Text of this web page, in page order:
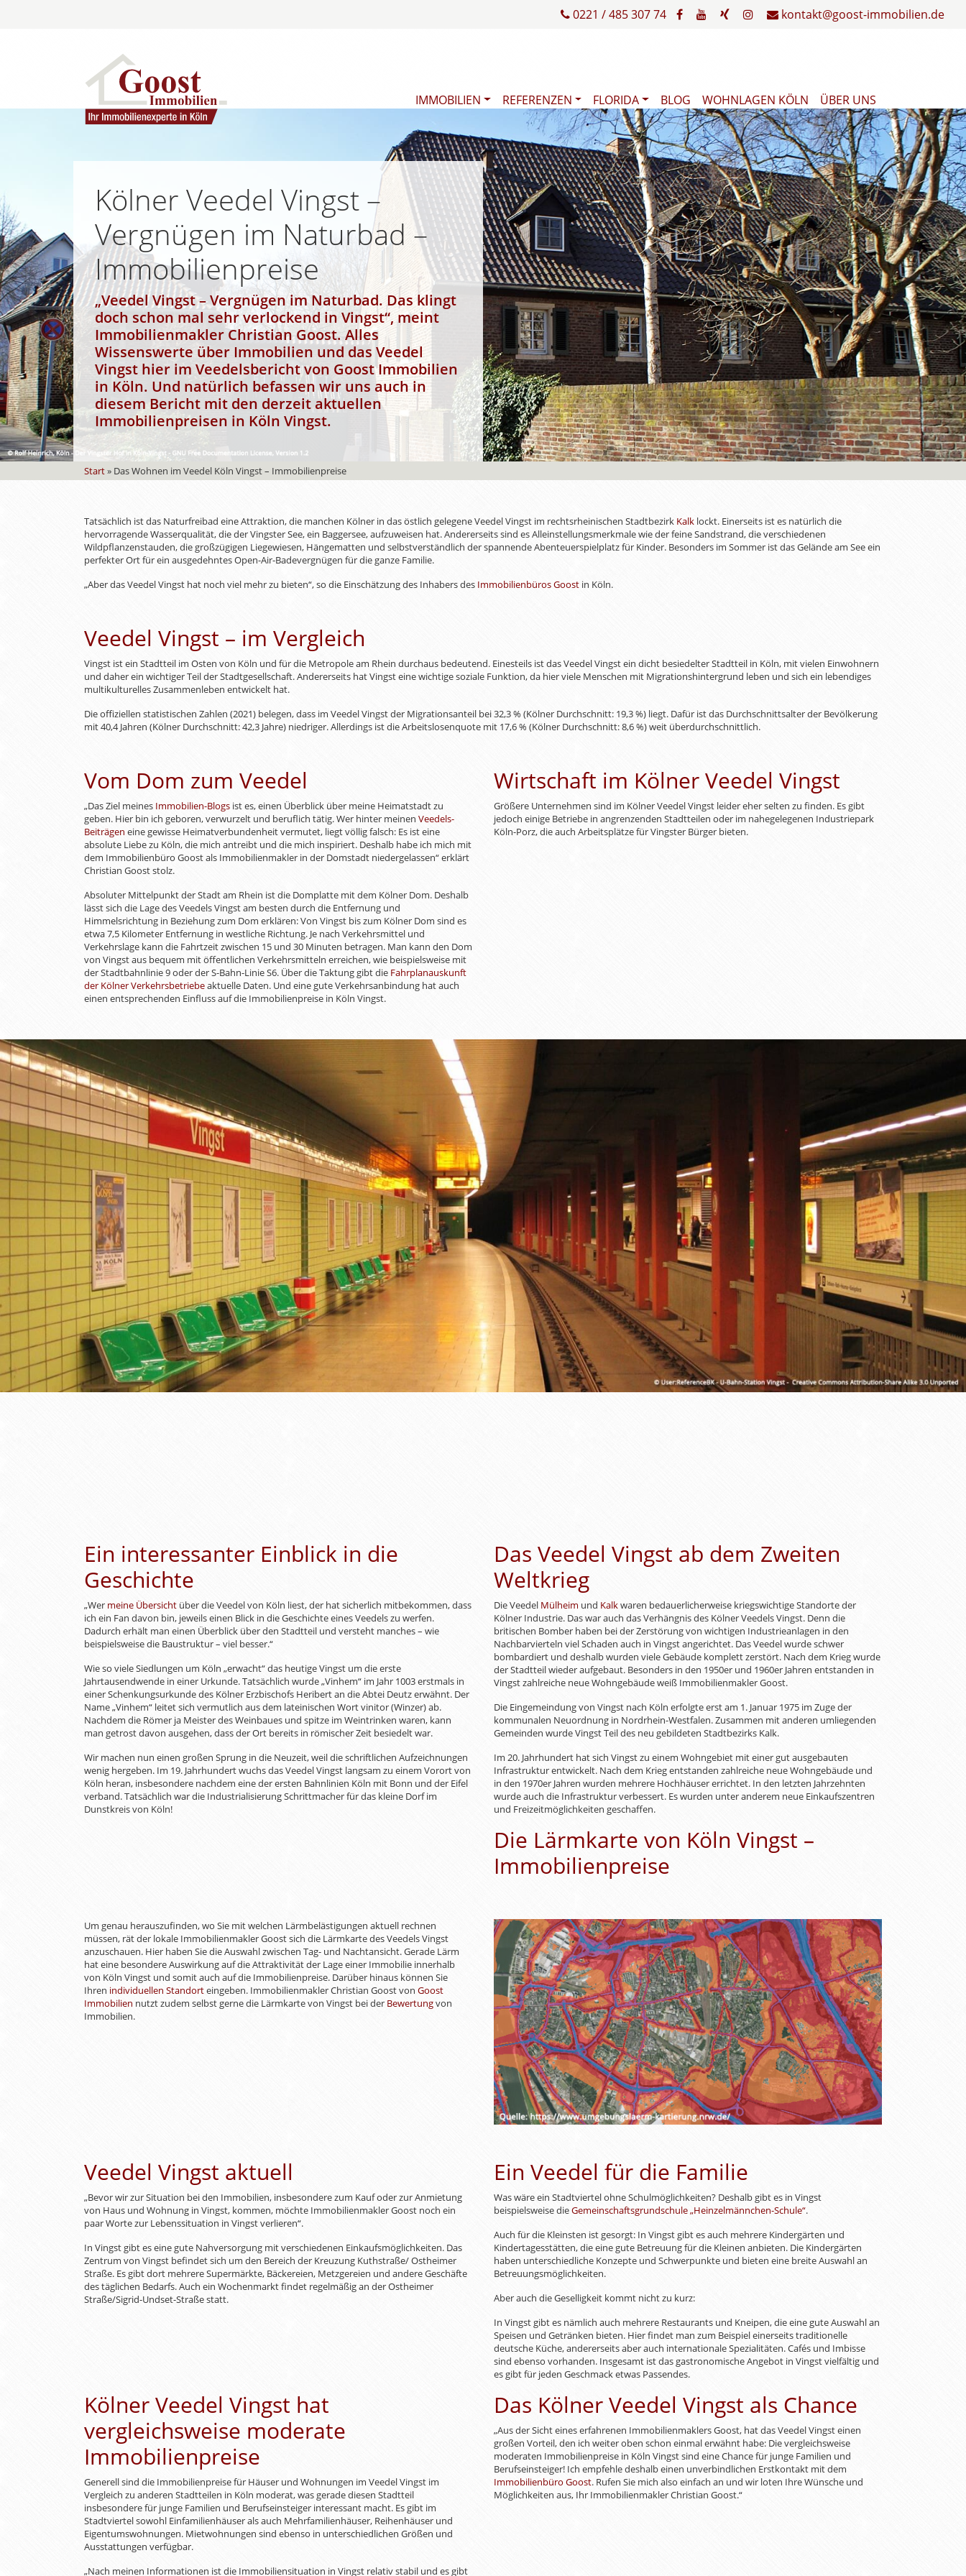
0221 / 485 307 74 kontakt@goost-immobilien.de
IMMOBILIEN REFERENZEN FLORIDA BLOG WOHNLAGEN KÖLN ÜBER UNS
Start» Das Wohnen im Veedel Köln Vingst – Immobilienpreise
Kölner Veedel Vingst –
Vergnügen im Naturbad –
Immobilienpreise
„Veedel Vingst – Vergnügen im Naturbad. Das klingt
doch schon mal sehr verlockend in Vingst“, meint
Immobilienmakler Christian Goost. Alles
Wissenswerte über Immobilien und das Veedel
Vingst hier im Veedelsbericht von Goost Immobilien
in Köln. Und natürlich befassen wir uns auch in
diesem Bericht mit den derzeit aktuellen
Immobilienpreisen in Köln Vingst.
Tatsächlich ist das Naturfreibad eine Attraktion, die manchen Kölner in das östlich gelegene Veedel Vingst im rechtsrheinischen Stadtbezirk Kalk lockt. Einerseits ist es natürlich die
hervorragende Wasserqualität, die der Vingster See, ein Baggersee, aufzuweisen hat. Andererseits sind es Alleinstellungsmerkmale wie der feine Sandstrand, die verschiedenen
Wildpflanzenstauden, die großzügigen Liegewiesen, Hängematten und selbstverständlich der spannende Abenteuerspielplatz für Kinder. Besonders im Sommer ist das Gelände am See ein
perfekter Ort für ein ausgedehntes Open-Air-Badevergnügen für die ganze Familie.
„Aber das Veedel Vingst hat noch viel mehr zu bieten“, so die Einschätzung des Inhabers des Immobilienbüros Goost in Köln.
Veedel Vingst – im Vergleich
Vingst ist ein Stadtteil im Osten von Köln und für die Metropole am Rhein durchaus bedeutend. Einesteils ist das Veedel Vingst ein dicht besiedelter Stadtteil in Köln, mit vielen Einwohnern
und daher ein wichtiger Teil der Stadtgesellschaft. Andererseits hat Vingst eine wichtige soziale Funktion, da hier viele Menschen mit Migrationshintergrund leben und sich ein lebendiges
multikulturelles Zusammenleben entwickelt hat.
Die offiziellen statistischen Zahlen (2021) belegen, dass im Veedel Vingst der Migrationsanteil bei 32,3 % (Kölner Durchschnitt: 19,3 %) liegt. Dafür ist das Durchschnittsalter der Bevölkerung
mit 40,4 Jahren (Kölner Durchschnitt: 42,3 Jahre) niedriger. Allerdings ist die Arbeitslosenquote mit 17,6 % (Kölner Durchschnitt: 8,6 %) weit überdurchschnittlich.
Vom Dom zum Veedel
„Das Ziel meines Immobilien-Blogs ist es, einen Überblick über meine Heimatstadt zu
geben. Hier bin ich geboren, verwurzelt und beruflich tätig. Wer hinter meinen Veedels-
Beiträgen eine gewisse Heimatverbundenheit vermutet, liegt völlig falsch: Es ist eine
absolute Liebe zu Köln, die mich antreibt und die mich inspiriert. Deshalb habe ich mich mit
dem Immobilienbüro Goost als Immobilienmakler in der Domstadt niedergelassen“ erklärt
Christian Goost stolz.
Absoluter Mittelpunkt der Stadt am Rhein ist die Domplatte mit dem Kölner Dom. Deshalb
lässt sich die Lage des Veedels Vingst am besten durch die Entfernung und
Himmelsrichtung in Beziehung zum Dom erklären: Von Vingst bis zum Kölner Dom sind es
etwa 7,5 Kilometer Entfernung in westliche Richtung. Je nach Verkehrsmittel und
Verkehrslage kann die Fahrtzeit zwischen 15 und 30 Minuten betragen. Man kann den Dom
von Vingst aus bequem mit öffentlichen Verkehrsmitteln erreichen, wie beispielsweise mit
der Stadtbahnlinie 9 oder der S-Bahn-Linie S6. Über die Taktung gibt die Fahrplanauskunft
der Kölner Verkehrsbetriebeaktuelle Daten. Und eine gute Verkehrsanbindung hat auch
einen entsprechenden Einfluss auf die Immobilienpreise in Köln Vingst.
Wirtschaft im Kölner Veedel Vingst
Größere Unternehmen sind im Kölner Veedel Vingst leider eher selten zu finden. Es gibt
jedoch einige Betriebe in angrenzenden Stadtteilen oder im nahegelegenen Industriepark
Köln-Porz, die auch Arbeitsplätze für Vingster Bürger bieten.
Ein interessanter Einblick in die
Geschichte
„Wer meine Übersicht über die Veedel von Köln liest, der hat sicherlich mitbekommen, dass
ich ein Fan davon bin, jeweils einen Blick in die Geschichte eines Veedels zu werfen.
Dadurch erhält man einen Überblick über den Stadtteil und versteht manches – wie
beispielsweise die Baustruktur – viel besser.“
Wie so viele Siedlungen um Köln „erwacht“ das heutige Vingst um die erste
Jahrtausendwende in einer Urkunde. Tatsächlich wurde „Vinhem“ im Jahr 1003 erstmals in
einer Schenkungsurkunde des Kölner Erzbischofs Heribert an die Abtei Deutz erwähnt. Der
Name „Vinhem“ leitet sich vermutlich aus dem lateinischen Wort vinitor (Winzer) ab.
Nachdem die Römer ja Meister des Weinbaues und spitze im Weintrinken waren, kann
man getrost davon ausgehen, dass der Ort bereits in römischer Zeit besiedelt war.
Wir machen nun einen großen Sprung in die Neuzeit, weil die schriftlichen Aufzeichnungen
wenig hergeben. Im 19. Jahrhundert wuchs das Veedel Vingst langsam zu einem Vorort von
Köln heran, insbesondere nachdem eine der ersten Bahnlinien Köln mit Bonn und der Eifel
verband. Tatsächlich war die Industrialisierung Schrittmacher für das kleine Dorf im
Dunstkreis von Köln!
Das Veedel Vingst ab dem Zweiten
Weltkrieg
Die Veedel Mülheim und Kalkwaren bedauerlicherweise kriegswichtige Standorte der
Kölner Industrie. Das war auch das Verhängnis des Kölner Veedels Vingst. Denn die
britischen Bomber haben bei der Zerstörung von wichtigen Industrieanlagen in den
Nachbarvierteln viel Schaden auch in Vingst angerichtet. Das Veedel wurde schwer
bombardiert und deshalb wurden viele Gebäude komplett zerstört. Nach dem Krieg wurde
der Stadtteil wieder aufgebaut. Besonders in den 1950er und 1960er Jahren entstanden in
Vingst zahlreiche neue Wohngebäude weiß Immobilienmakler Goost.
Die Eingemeindung von Vingst nach Köln erfolgte erst am 1. Januar 1975 im Zuge der
kommunalen Neuordnung in Nordrhein-Westfalen. Zusammen mit anderen umliegenden
Gemeinden wurde Vingst Teil des neu gebildeten Stadtbezirks Kalk.
Im 20. Jahrhundert hat sich Vingst zu einem Wohngebiet mit einer gut ausgebauten
Infrastruktur entwickelt. Nach dem Krieg entstanden zahlreiche neue Wohngebäude und
in den 1970er Jahren wurden mehrere Hochhäuser errichtet. In den letzten Jahrzehnten
wurde auch die Infrastruktur verbessert. Es wurden unter anderem neue Einkaufszentren
und Freizeitmöglichkeiten geschaffen.
Die Lärmkarte von Köln Vingst –
Immobilienpreise
Um genau herauszufinden, wo Sie mit welchen Lärmbelästigungen aktuell rechnen
müssen, rät der lokale Immobilienmakler Goost sich die Lärmkarte des Veedels Vingst
anzuschauen. Hier haben Sie die Auswahl zwischen Tag- und Nachtansicht. Gerade Lärm
hat eine besondere Auswirkung auf die Attraktivität der Lage einer Immobilie innerhalb
von Köln Vingst und somit auch auf die Immobilienpreise. Darüber hinaus können Sie
Ihren individuellen Standorteingeben. Immobilienmakler Christian Goost von Goost
Immobilien nutzt zudem selbst gerne die Lärmkarte von Vingst bei der Bewertungvon
Immobilien.
Veedel Vingst aktuell
„Bevor wir zur Situation bei den Immobilien, insbesondere zum Kauf oder zur Anmietung
von Haus und Wohnung in Vingst, kommen, möchte Immobilienmakler Goost noch ein
paar Worte zur Lebenssituation in Vingst verlieren“.
In Vingst gibt es eine gute Nahversorgung mit verschiedenen Einkaufsmöglichkeiten. Das
Zentrum von Vingst befindet sich um den Bereich der Kreuzung Kuthstraße/ Ostheimer
Straße. Es gibt dort mehrere Supermärkte, Bäckereien, Metzgereien und andere Geschäfte
des täglichen Bedarfs. Auch ein Wochenmarkt findet regelmäßig an der Ostheimer
Straße/Sigrid-Undset-Straße statt.
Ein Veedel für die Familie
Was wäre ein Stadtviertel ohne Schulmöglichkeiten? Deshalb gibt es in Vingst
beispielsweise dieGemeinschaftsgrundschule „Heinzelmännchen-Schule“.
Auch für die Kleinsten ist gesorgt: In Vingst gibt es auch mehrere Kindergärten und
Kindertagesstätten, die eine gute Betreuung für die Kleinen anbieten. Die Kindergärten
haben unterschiedliche Konzepte und Schwerpunkte und bieten eine breite Auswahl an
Betreuungsmöglichkeiten.
Aber auch die Geselligkeit kommt nicht zu kurz:
In Vingst gibt es nämlich auch mehrere Restaurants und Kneipen, die eine gute Auswahl an
Speisen und Getränken bieten. Hier findet man zum Beispiel einerseits traditionelle
deutsche Küche, andererseits aber auch internationale Spezialitäten. Cafés und Imbisse
sind ebenso vorhanden. Insgesamt ist das gastronomische Angebot in Vingst vielfältig und
es gibt für jeden Geschmack etwas Passendes.
Kölner Veedel Vingst hat
vergleichsweise moderate
Immobilienpreise
Generell sind die Immobilienpreise für Häuser und Wohnungen im Veedel Vingst im
Vergleich zu anderen Stadtteilen in Köln moderat, was gerade diesen Stadtteil
insbesondere für junge Familien und Berufseinsteiger interessant macht. Es gibt im
Stadtviertel sowohl Einfamilienhäuser als auch Mehrfamilienhäuser, Reihenhäuser und
Eigentumswohnungen. Mietwohnungen sind ebenso in unterschiedlichen Größen und
Ausstattungen verfügbar.
„Nach meinen Informationen ist die Immobiliensituation in Vingst relativ stabil und es gibt
Das Kölner Veedel Vingst als Chance
„Aus der Sicht eines erfahrenen Immobilienmaklers Goost, hat das Veedel Vingst einen
großen Vorteil, den ich weiter oben schon einmal erwähnt habe: Die vergleichsweise
moderaten Immobilienpreise in Köln Vingst sind eine Chance für junge Familien und
Berufseinsteiger! Ich empfehle deshalb einen unverbindlichen Erstkontakt mit dem
Immobilienbüro Goost. Rufen Sie mich also einfach an und wir loten Ihre Wünsche und
Möglichkeiten aus, Ihr Immobilienmakler Christian Goost.“